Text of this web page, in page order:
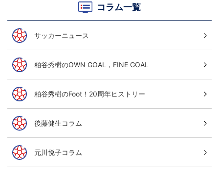
コラム一覧
サッカーニュース
粕谷秀樹のOWN GOAL，FINE GOAL
粕谷秀樹のFoot！20周年ヒストリー
後藤健生コラム
元川悦子コラム